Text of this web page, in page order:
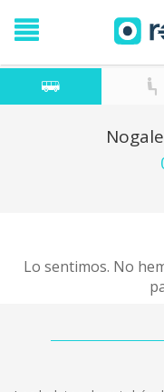
Lo sentimos. No